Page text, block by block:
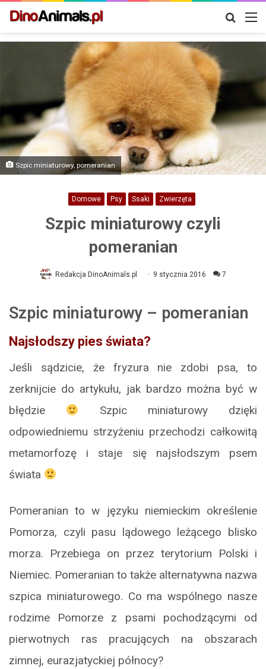
Szukaj
Szpic miniaturowy, pomeranian
Domowe Psy Ssaki Zwierzęta
Szpic miniaturowy czyli
pomeranian
Redakcja DinoAnimals.pl 9 stycznia 2016 7
Szpic miniaturowy – pomeranian
Najsłodszy pies świata?
Jeśli sądzicie, że fryzura nie zdobi psa, to
zerknijcie do artykułu, jak bardzo można być w
błędzie
Szpic miniaturowy dzięki
odpowiedniemu strzyżeniu przechodzi całkowitą
metamorfozę i staje się najsłodszym psem
świata
Pomeranian to w języku niemieckim określenie
Pomorza, czyli pasu lądowego leżącego blisko
morza. Przebiega on przez terytorium Polski i
Niemiec. Pomeranian to także alternatywna nazwa
szpica miniaturowego. Co ma wspólnego nasze
rodzime Pomorze z psami pochodzącymi od
pierwotnych ras pracujących na obszarach
zimnej, eurazjatyckiej północy?